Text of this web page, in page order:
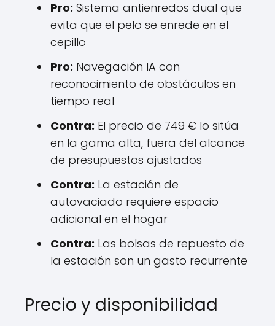
Pro: Sistema antienredos dual que
evita que el pelo se enrede en el
cepillo
Pro: Navegación IA con
reconocimiento de obstáculos en
tiempo real
Contra: El precio de 749 € lo sitúa
en la gama alta, fuera del alcance
de presupuestos ajustados
Contra: La estación de
autovaciado requiere espacio
adicional en el hogar
Contra: Las bolsas de repuesto de
la estación son un gasto recurrente
Precio y disponibilidad